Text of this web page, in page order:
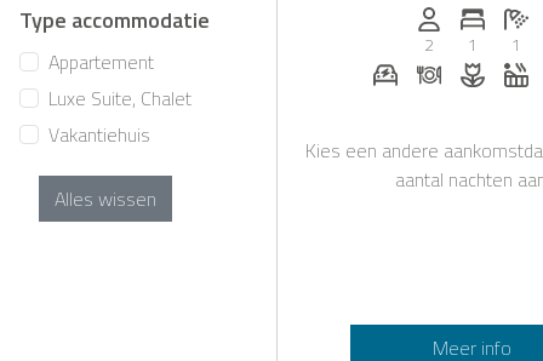
Type accommodatie
Appartement
Luxe Suite, Chalet
Vakantiehuis
Alles wissen
Personen
2
Aantal
1
1
E-autoDiner op
Kies een andere
aantal nachten
Meer info